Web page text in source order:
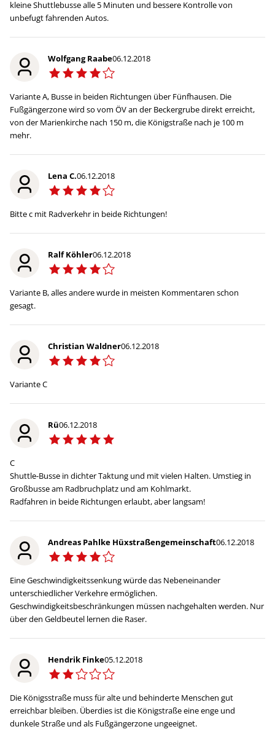
kleine Shuttlebusse alle 5 Minuten und bessere Kontrolle von
unbefugt fahrenden Autos.
Wolfgang Raabe06.12.2018
Variante A, Busse in beiden Richtungen über Fünfhausen. Die
Fußgängerzone wird so vom ÖV an der Beckergrube direkt erreicht,
von der Marienkirche nach 150 m, die Königstraße nach je 100 m
mehr.
Lena C.06.12.2018
Bitte c mit Radverkehr in beide Richtungen!
Ralf Köhler06.12.2018
Variante B, alles andere wurde in meisten Kommentaren schon
gesagt.
Christian Waldner06.12.2018
Variante C
Rü06.12.2018
C
Shuttle-Busse in dichter Taktung und mit vielen Halten. Umstieg in
Großbusse am Radbruchplatz und am Kohlmarkt.
Radfahren in beide Richtungen erlaubt, aber langsam!
Andreas Pahlke Hüxstraßengemeinschaft06.12.2018
Eine Geschwindigkeitssenkung würde das Nebeneinander
unterschiedlicher Verkehre ermöglichen.
Geschwindigkeitsbeschränkungen müssen nachgehalten werden. Nur
über den Geldbeutel lernen die Raser.
Hendrik Finke05.12.2018
Die Königsstraße muss für alte und behinderte Menschen gut
erreichbar bleiben. Überdies ist die Königstraße eine enge und
dunkele Straße und als Fußgängerzone ungeeignet.